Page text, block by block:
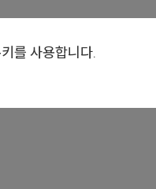
를 사용합니다.